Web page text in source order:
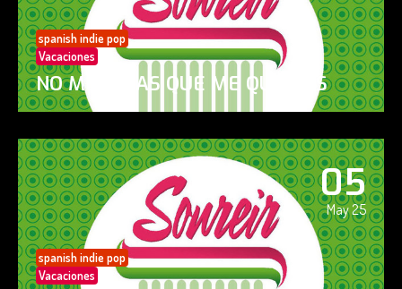
spanish indie pop
Vacaciones
NO ME DIGAS QUE ME QUIERES
05
May 25
spanish indie pop
Vacaciones